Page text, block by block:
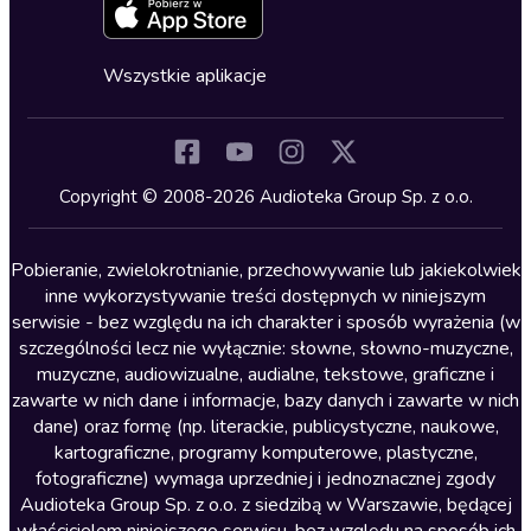
Kryminały
Lektury szkolne
Literatura anglojęzyczna
Literatura faktu
Literatura obyczajowa
Literatura piękna obca
Literatura piękna polska
Nagrania relaksacyjne
Nauka języków
Zapowiedzi
Cykle audiobooków
Wszystkie aplikacje
Copyright © 2008-2026 Audioteka Group Sp. z o.o.
Pobieranie, zwielokrotnianie, przechowywanie lub jakiekolwiek
inne wykorzystywanie treści dostępnych w niniejszym
serwisie - bez względu na ich charakter i sposób wyrażenia (w
szczególności lecz nie wyłącznie: słowne, słowno-muzyczne,
muzyczne, audiowizualne, audialne, tekstowe, graficzne i
zawarte w nich dane i informacje, bazy danych i zawarte w nich
dane) oraz formę (np. literackie, publicystyczne, naukowe,
kartograficzne, programy komputerowe, plastyczne,
fotograficzne) wymaga uprzedniej i jednoznacznej zgody
Audioteka Group Sp. z o.o. z siedzibą w Warszawie, będącej